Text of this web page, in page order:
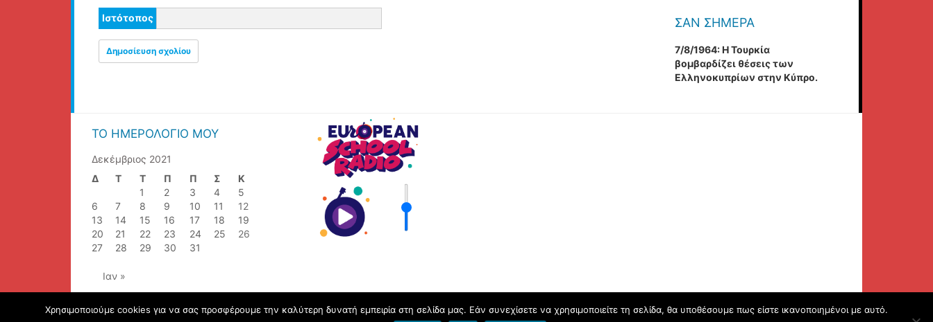
Ιστότοπος ΣΑΝ ΣΉΜΕΡΑ
7/8/1964: Η Τουρκία
βομβαρδίζει θέσεις των
Ελληνοκυπρίων στην Κύπρο.
ΤΟ ΗΜΕΡΟΛΌΓΙΌ ΜΟΥ
Δεκέμβριος 2021
Δ
Τ Τ Π Π Σ
Κ
1
2 3 4
5
6
7 8 9 10 11
12
13
14 15 16 17 18
19
20
21 22 23 24 25
26
27
28 29 30 31
Ιαν »
© 2026 ΔΟΚΙΜΑΣΤΙΚΟ ΙΣΤΟΛΟΓΙΟ. Με την επιφύλαξη όλων των δικαιωμάτων.
Χρησιμοποιούμε cookies για να σας προσφέρουμε την καλύτερη δυνατή εμπειρία στη σελίδα μας. Εάν συνεχίσετε να χρησιμοποιείτε τη σελίδα, θα υποθέσουμε πως είστε ικανοποιημένοι με αυτό.